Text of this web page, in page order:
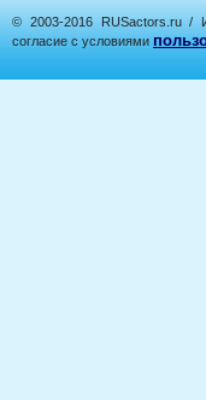
© 2003-2016 RUSactors.ru /
согласие с условиями